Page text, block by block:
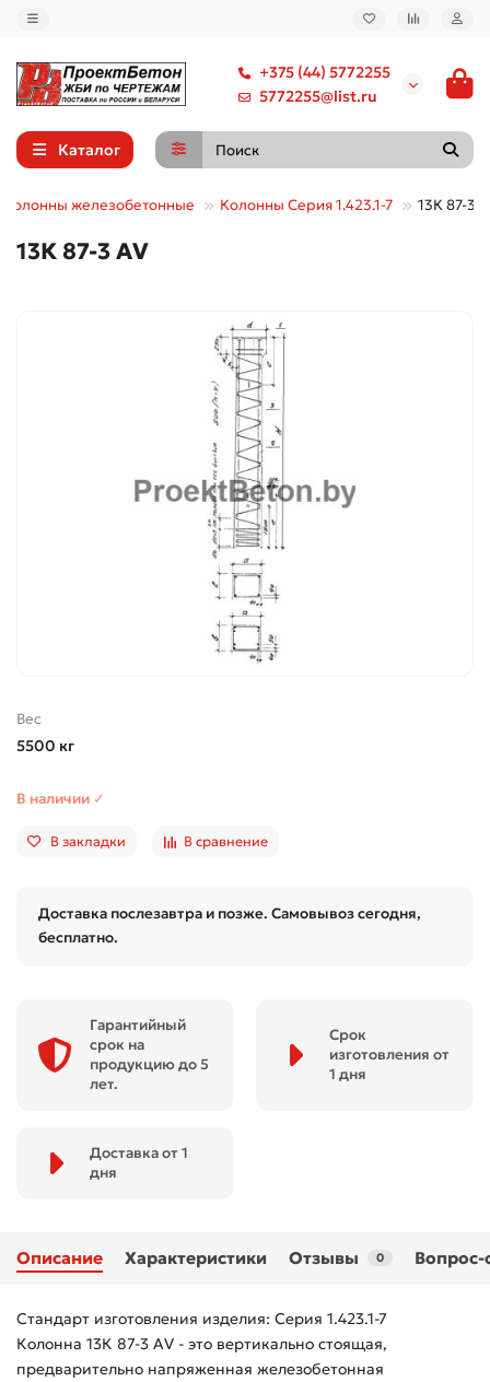
+375 (44) 5772255
5772255@list.ru
Каталог
Колонны железобетонные Колонны Серия 1.423.1-7 13К 87-3
13К 87-3 АV
Вес
5500 кг
В наличии ✓
В закладки В сравнение
Доставка послезавтра и позже. Самовывоз сегодня,
бесплатно.
Гарантийный
срок на
продукцию до 5
лет.
Срок
изготовления от
1 дня
Доставка от 1
дня
Описание Характеристики Отзывы 0 Вопрос-
Стандарт изготовления изделия: Серия 1.423.1-7
Колонна 13К 87-3 АV - это вертикально стоящая,
предварительно напряженная железобетонная